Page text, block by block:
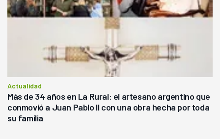
Actualidad
Más de 34 años en La Rural: el artesano argentino que
conmovió a Juan Pablo II con una obra hecha por toda
su familia